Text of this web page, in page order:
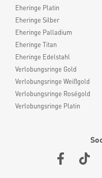
Eheringe Platin
Eheringe Silber
Eheringe Palladium
Eheringe Titan
Eheringe Edelstahl
Verlobungsringe Gold
Verlobungsringe Weißgold
Verlobungsringe Roségold
Verlobungsringe Platin